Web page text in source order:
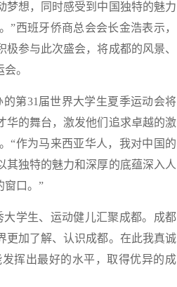
梦想，同时感受到中国独特的魅力
”西班牙侨商总会会长金浩表示，
参与此次盛会，将成都的风景、
。
第31届世界大学生夏季运动会将
华的舞台，激发他们追求卓越的激
“作为马来西亚华人，我对中国的
其独特的魅力和深厚的底蕴深入人
窗口。”
学生、运动健儿汇聚成都。成都
更加了解、认识成都。在此我真诚
挥出最好的水平，取得优异的成